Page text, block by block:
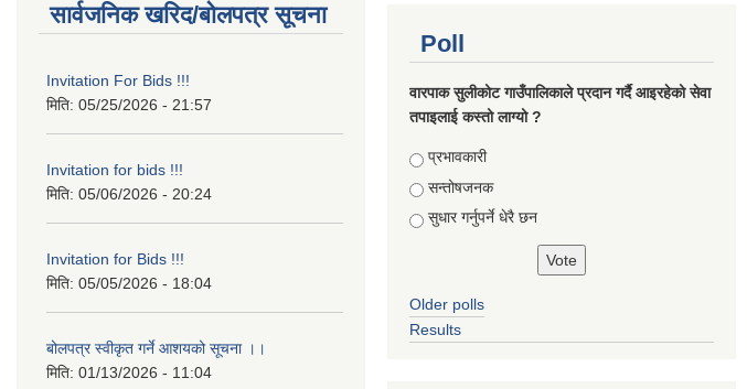
सार्वजनिक खरिद/बोलपत्र सूचना
Invitation For Bids !!!
मिति: 05/25/2026 - 21:57
Invitation for bids !!!
मिति: 05/06/2026 - 20:24
Invitation for Bids !!!
मिति: 05/05/2026 - 18:04
बोलपत्र स्वीकृत गर्ने आशयको सूचना ।।
मिति: 01/13/2026 - 11:04
Poll
वारपाक सुलीकोट गाउँपालिकाले प्रदान गर्दै आइरहेको सेवा
तपाइलाई कस्तो लाग्यो ?
Choices
प्रभावकारी
सन्तोषजनक
सुधार गर्नुपर्ने धेरै छन
Older polls
Results